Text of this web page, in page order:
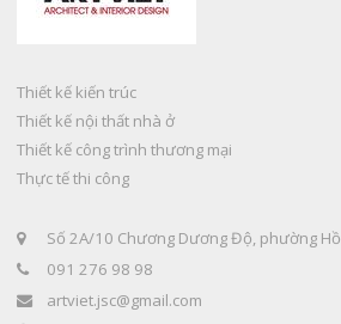
Thiết kế kiến trúc
Thiết kế nội thất nhà ở
Thiết kế công trình thương mại
Thực tế thi công
Số 2A/10 Chương Dương Độ, phường
091 276 98 98
artviet.jsc@gmail.com